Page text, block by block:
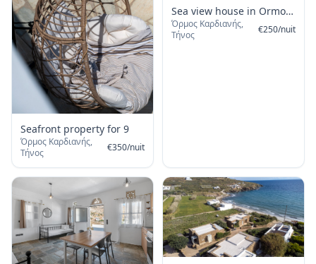
Seafront property for 9
Όρμος Καρδιανής,
Τήνος
€350/nuit
Sea view house in Ormos
Giannaki
Όρμος Καρδιανής,
Τήνος
€250/nuit